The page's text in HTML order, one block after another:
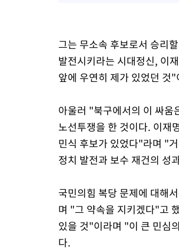
그는 무소속 후보로서 승리
발전시키라는 시대정신, 이
앞에 우연히 제가 있었던 것
아울러 "북구에서의 이 싸움
노선투쟁을 한 것이다. 이재
민식 후보가 있었다"라며 "
정치 발전과 보수 재건의 성
국민의힘 복당 문제에 대해
며 "그 약속을 지키겠다"고
있을 것"이라며 "이 큰 민심
다.